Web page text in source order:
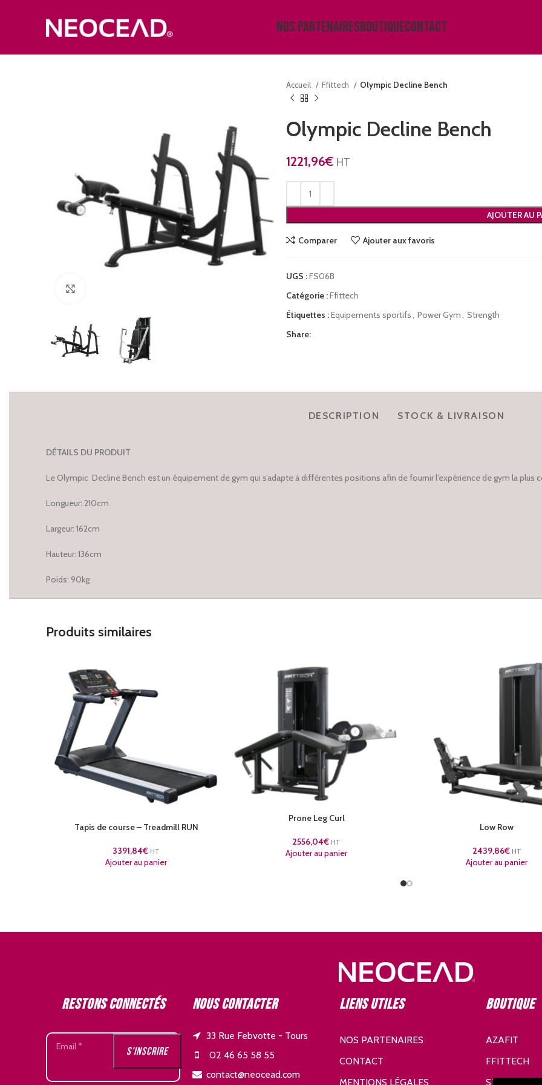
NOS PARTENAIRESBOUTIQUECONTACT
Accueil Ffittech Olympic Decline Bench
Olympic Decline Bench
1221,96€ HT
AJOUTER AU
Comparer Ajouter aux favoris
UGS :FS06B
Catégorie :Ffittech
Étiquettes :Equipements sportifs, Power Gym, Strength
Share:
DESCRIPTION STOCK & LIVRAISON
DÉTAILS DU PRODUIT
Le Olympic Decline Bench est un équipement de gym qui s’adapte à différentes positions afin de fournir l’expérience de gym la plus
Longueur: 210cm
Largeur: 162cm
Hauteur: 136cm
Poids: 90kg
Produits similaires
Tapis de course – Treadmill RUN
3391,84€ HT
Ajouter au panier
Prone Leg Curl
2556,04€ HT
Ajouter au panier
Low Row
2439,86€ HT
Ajouter au panier
Restons connectés Nous contacter
33 Rue Febvotte - Tours
02 46 65 58 55
contact@neocead.com
Liens utiles
NOS PARTENAIRES
CONTACT
MENTIONS LÉGALES
Boutique
AZAFIT
FFITTECH
SDHE